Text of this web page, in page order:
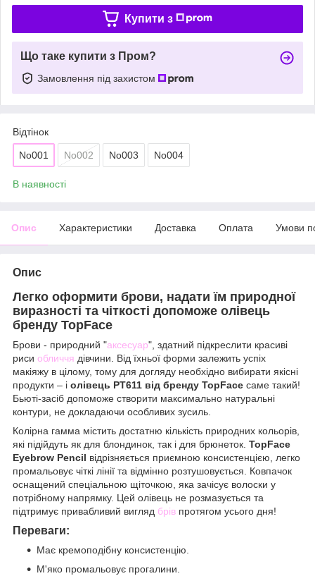
Купити з
Що таке купити з Пром?
Замовлення під захистом
Відтінок
No001 No002 No003 No004
В наявності
Опис Характеристики Доставка Оплата Умови
Опис
Легко оформити брови, надати їм природної
виразності та чіткості допоможе олівець
бренду TopFace
Брови - природний "аксесуар", здатний підкреслити красиві
риси обличчя дівчини. Від їхньої форми залежить успіх
макіяжу в цілому, тому для догляду необхідно вибирати якісні
продукти – і олівець PT611 від бренду TopFace саме такий!
Бьюті-засіб допоможе створити максимально натуральні
контури, не докладаючи особливих зусиль.
Колірна гамма містить достатню кількість природних кольорів,
які підійдуть як для блондинок, так і для брюнеток. TopFace
Eyebrow Pencil відрізняється приємною консистенцією, легко
промальовує чіткі лінії та відмінно розтушовується. Ковпачок
оснащений спеціальною щіточкою, яка зачісує волоски у
потрібному напрямку. Цей олівець не розмазується та
підтримує привабливий вигляд брів протягом усього дня!
Переваги:
Має кремоподібну консистенцію.
М'яко промальовує прогалини.